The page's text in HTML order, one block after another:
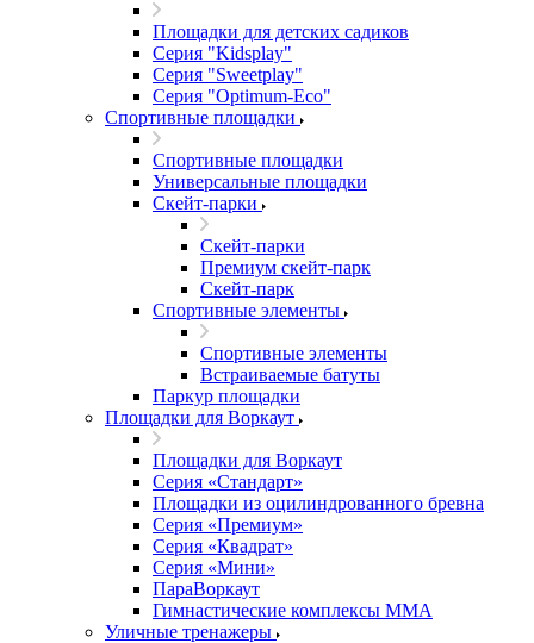
Площадки для детских садиков
Серия "Kidsplay"
Серия "Sweetplay"
Серия "Оptimum-Еco"
Спортивные площадки
Спортивные площадки
Универсальные площадки
Скейт-парки
Скейт-парки
Премиум скейт-парк
Скейт-парк
Спортивные элементы
Спортивные элементы
Встраиваемые батуты
Паркур площадки
Площадки для Воркаут
Площадки для Воркаут
Серия «Стандарт»
Площадки из оцилиндрованного бревна
Серия «Премиум»
Серия «Квадрат»
Серия «Мини»
ПараВоркаут
Гимнастические комплексы ММА
Уличные тренажеры